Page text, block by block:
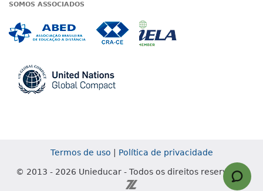
SOMOS ASSOCIADOS
Termos de uso Política de privacidade
© 2013 - 2026 Unieducar - Todos os direitos reservados